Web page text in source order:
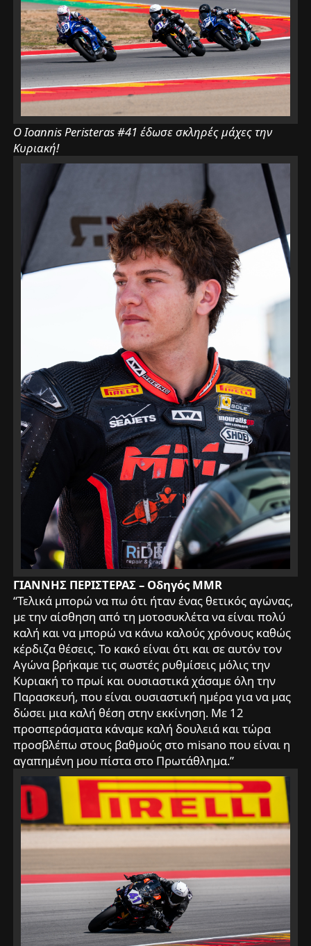
Ο Ioannis Peristeras #41 έδωσε σκληρές μάχες την
Κυριακή!
ΓΙΑΝΝΗΣ ΠΕΡΙΣΤΕΡΑΣ – Οδηγός MMR
“Τελικά μπορώ να πω ότι ήταν ένας θετικός αγώνας,
με την αίσθηση από τη μοτοσυκλέτα να είναι πολύ
καλή και να μπορώ να κάνω καλούς χρόνους καθώς
κέρδιζα θέσεις. Το κακό είναι ότι και σε αυτόν τον
Αγώνα βρήκαμε τις σωστές ρυθμίσεις μόλις την
Κυριακή το πρωί και ουσιαστικά χάσαμε όλη την
Παρασκευή, που είναι ουσιαστική ημέρα για να μας
δώσει μια καλή θέση στην εκκίνηση. Με 12
προσπεράσματα κάναμε καλή δουλειά και τώρα
προσβλέπω στους βαθμούς στο misano που είναι η
αγαπημένη μου πίστα στο Πρωτάθλημα.”